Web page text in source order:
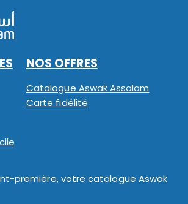
NOS OFFRES
Catalogue Aswak Assalam
Carte fidélité
première, votre catalogue Aswak